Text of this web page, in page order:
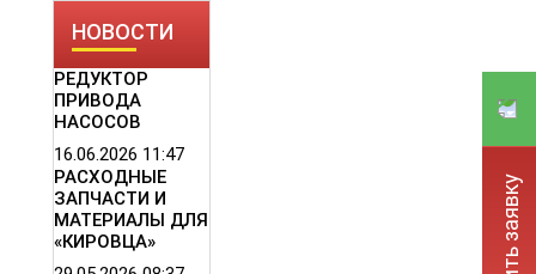
НОВОСТИ
РЕДУКТОР
ПРИВОДА
НАСОСОВ
16.06.2026 11:47
РАСХОДНЫЕ
ЗАПЧАСТИ И
МАТЕРИАЛЫ ДЛЯ
«КИРОВЦА»